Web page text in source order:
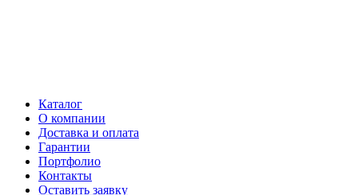
Каталог
О компании
Доставка и оплата
Гарантии
Портфолио
Контакты
Оставить заявку